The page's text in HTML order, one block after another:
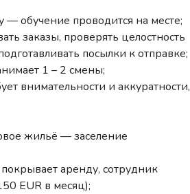
— обучение проводится на месте;
заказы, проверять целостность
посылки к отправке;
1 – 2 смены;
внимательности и аккуратности,
жильё — заселение
аренду, сотрудник
EUR в месяц);